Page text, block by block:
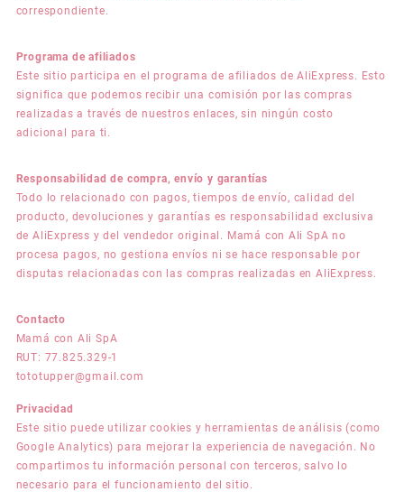
correspondiente.
Programa de afiliados
Este sitio participa en el programa de afiliados de AliExpress. Esto
significa que podemos recibir una comisión por las compras
realizadas a través de nuestros enlaces, sin ningún costo
adicional para ti.
Responsabilidad de compra, envío y garantías
Todo lo relacionado con pagos, tiempos de envío, calidad del
producto, devoluciones y garantías es responsabilidad exclusiva
de AliExpress y del vendedor original. Mamá con Ali SpA no
procesa pagos, no gestiona envíos ni se hace responsable por
disputas relacionadas con las compras realizadas en AliExpress.
Contacto
Mamá con Ali SpA
RUT: 77.825.329-1
tototupper@gmail.com
Privacidad
Este sitio puede utilizar cookies y herramientas de análisis (como
Google Analytics) para mejorar la experiencia de navegación. No
compartimos tu información personal con terceros, salvo lo
necesario para el funcionamiento del sitio.